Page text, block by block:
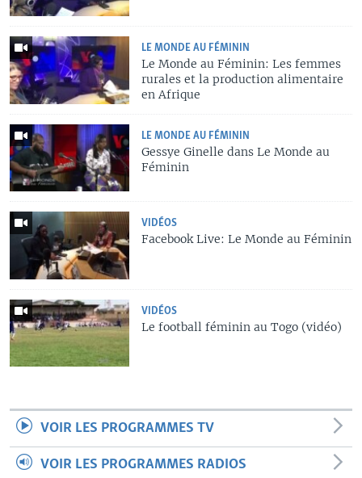
LE MONDE AU FÉMININ
Le Monde au Féminin: Les femmes
rurales et la production alimentaire
en Afrique
LE MONDE AU FÉMININ
Gessye Ginelle dans Le Monde au
Féminin
VIDÉOS
Facebook Live: Le Monde au Féminin
VIDÉOS
Le football féminin au Togo (vidéo)
VOIR LES PROGRAMMES TV
VOIR LES PROGRAMMES RADIOS